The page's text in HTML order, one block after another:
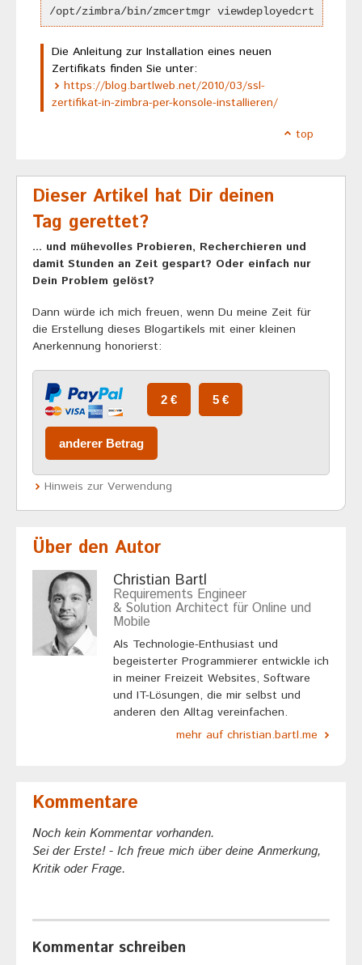
/opt/zimbra/bin/zmcertmgr viewdeployedcrt
Die Anleitung zur Installation eines neuen
Zertifikats finden Sie unter:
https://blog.bartlweb.net/2010/03/ssl-
zertifikat-in-zimbra-per-konsole-installieren/
top
Dieser Artikel hat Dir deinen
Tag gerettet?
... und mühevolles Probieren, Recherchieren und
damit Stunden an Zeit gespart? Oder einfach nur
Dein Problem gelöst?
Dann würde ich mich freuen, wenn Du meine Zeit für
die Erstellung dieses Blogartikels mit einer kleinen
Anerkennung honorierst:
Hinweis zur Verwendung
Über den Autor
Christian Bartl
Requirements Engineer
& Solution Architect für Online und
Mobile
Als Technologie-Enthusiast und
begeisterter Programmierer entwickle ich
in meiner Freizeit Websites, Software
und IT-Lösungen, die mir selbst und
anderen den Alltag vereinfachen.
mehr auf christian.bartl.me
Kommentare
Noch kein Kommentar vorhanden.
Sei der Erste! - Ich freue mich über deine Anmerkung,
Kritik oder Frage.
Kommentar schreiben